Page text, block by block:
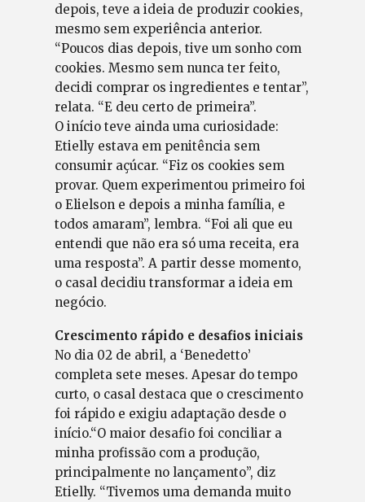
depois, teve a ideia de produzir cookies,
mesmo sem experiência anterior.
“Poucos dias depois, tive um sonho com
cookies. Mesmo sem nunca ter feito,
decidi comprar os ingredientes e tentar”,
relata. “E deu certo de primeira”.
O início teve ainda uma curiosidade:
Etielly estava em penitência sem
consumir açúcar. “Fiz os cookies sem
provar. Quem experimentou primeiro foi
o Elielson e depois a minha família, e
todos amaram”, lembra. “Foi ali que eu
entendi que não era só uma receita, era
uma resposta”. A partir desse momento,
o casal decidiu transformar a ideia em
negócio.
Crescimento rápido e desafios iniciais
No dia 02 de abril, a ‘Benedetto’
completa sete meses. Apesar do tempo
curto, o casal destaca que o crescimento
foi rápido e exigiu adaptação desde o
início.“O maior desafio foi conciliar a
minha profissão com a produção,
principalmente no lançamento”, diz
Etielly. “Tivemos uma demanda muito